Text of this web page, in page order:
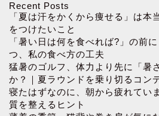
Recent Posts
「夏は汗をかくから痩せる」は本
をつけたいこと
「暑い日は何を食べれば?」の前
つ、私の食べ方の工夫
猛暑のゴルフ、体力より先に「暑
か？｜夏ラウンドを乗り切るコン
寝たはずなのに、朝から疲れてい
質を整えるヒント